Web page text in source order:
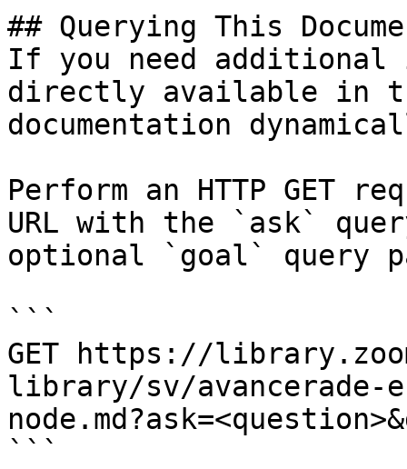
## Querying This
If you need
directly available in
documentation
Perform an HTTP GET
URL with the `ask`
optional `goal` query
```
GET https://
library/sv/avancerade-
```